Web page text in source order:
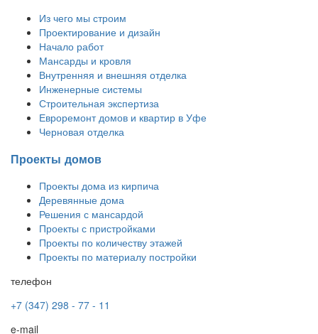
Из чего мы строим
Проектирование и дизайн
Начало работ
Мансарды и кровля
Внутренняя и внешняя отделка
Инженерные системы
Строительная экспертиза
Евроремонт домов и квартир в Уфе
Черновая отделка
Проекты домов
Проекты дома из кирпича
Деревянные дома
Решения с мансардой
Проекты с пристройками
Проекты по количеству этажей
Проекты по материалу постройки
телефон
+7 (347) 298 - 77 - 11
e-mail